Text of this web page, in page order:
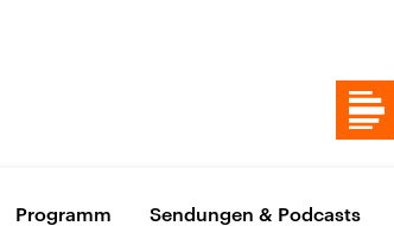
Programm Sendungen & Podcasts